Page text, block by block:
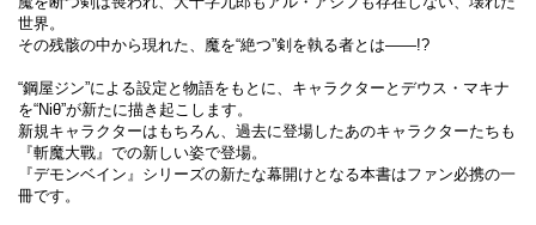
世界。
その残骸の中から現れた、魔を“絶つ”剣を執る者とは――!?
“鋼屋ジン”による設定と物語をもとに、キャラクターとデウス・マキナ
を“Niθ”が新たに描き起こします。
新規キャラクターはもちろん、過去に登場したあのキャラクターたちも
『斬魔大戰』での新しい姿で登場。
『デモンベイン』シリーズの新たな幕開けとなる本書はファン必携の一
冊です。